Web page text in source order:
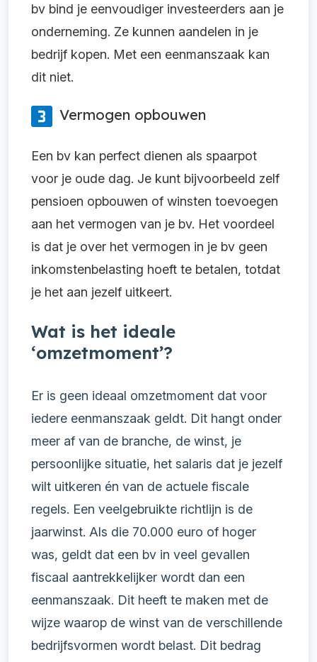
bv bind je eenvoudiger investeerders aan je
onderneming. Ze kunnen aandelen in je
bedrijf kopen. Met een eenmanszaak kan
dit niet.
Vermogen opbouwen
Een bv kan perfect dienen als spaarpot
voor je oude dag. Je kunt bijvoorbeeld zelf
pensioen opbouwen of winsten toevoegen
aan het vermogen van je bv. Het voordeel
is dat je over het vermogen in je bv geen
inkomstenbelasting hoeft te betalen, totdat
je het aan jezelf uitkeert.
Wat is het ideale
‘omzetmoment’?
Er is geen ideaal omzetmoment dat voor
iedere eenmanszaak geldt. Dit hangt onder
meer af van de branche, de winst, je
persoonlijke situatie, het salaris dat je jezelf
wilt uitkeren én van de actuele fiscale
regels. Een veelgebruikte richtlijn is de
jaarwinst. Als die 70.000 euro of hoger
was, geldt dat een bv in veel gevallen
fiscaal aantrekkelijker wordt dan een
eenmanszaak. Dit heeft te maken met de
wijze waarop de winst van de verschillende
bedrijfsvormen wordt belast. Dit bedrag